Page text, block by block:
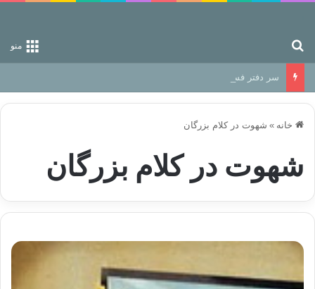
منو
سر دفتر فساد در زمین‌، دوری وکناره‌گیری از راه خداست‌!
خانه » شهوت در کلام بزرگان
شهوت در کلام بزرگان